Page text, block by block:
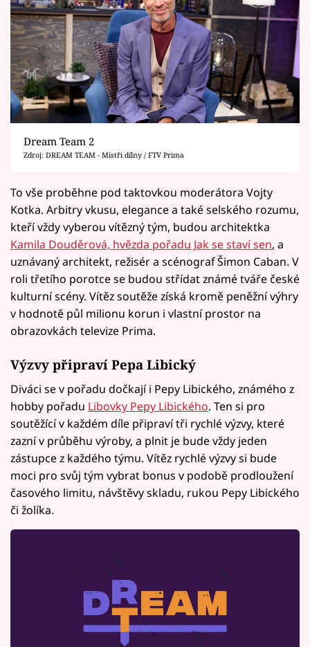
Dream Team 2
Zdroj: DREAM TEAM - Mistři dílny / FTV Prima
To vše proběhne pod taktovkou moderátora Vojty
Kotka. Arbitry vkusu, elegance a také selského rozumu,
kteří vždy vyberou vítězný tým, budou architektka
Kamila Douděrová, hvězda pořadu Jak se staví sen, a
uznávaný architekt, režisér a scénograf Šimon Caban. V
roli třetího porotce se budou střídat známé tváře české
kulturní scény. Vítěz soutěže získá kromě peněžní výhry
v hodnotě půl milionu korun i vlastní prostor na
obrazovkách televize Prima.
Výzvy připraví Pepa Libický
Diváci se v pořadu dočkají i Pepy Libického, známého z
hobby pořadu Libovky Pepy Libického. Ten si pro
soutěžící v každém díle připraví tři rychlé výzvy, které
zazní v průběhu výroby, a plnit je bude vždy jeden
zástupce z každého týmu. Vítěz rychlé výzvy si bude
moci pro svůj tým vybrat bonus v podobě prodloužení
časového limitu, návštěvy skladu, rukou Pepy Libického
či žolíka.